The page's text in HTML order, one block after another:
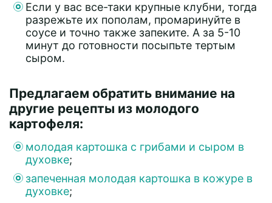
Если у вас все-таки крупные клубни, тогда
разрежьте их пополам, промаринуйте в
соусе и точно также запеките. А за 5-10
минут до готовности посыпьте тертым
сыром.
Предлагаем обратить внимание на
другие рецепты из молодого
картофеля:
молодая картошка с грибами и сыром в
духовке;
запеченная молодая картошка в кожуре в
духовке;